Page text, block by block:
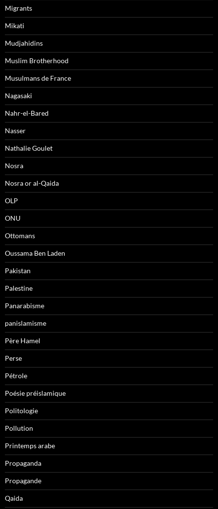
Migrants
Mikati
Mudjahidins
Muslim Brotherhood
Musulmans de France
Nagasaki
Nahr-el-Bared
Nasser
Nathalie Goulet
Nosra
Nosra or al-Qaida
OLP
ONU
Ottomans
Oussama Ben Laden
Pakistan
Palestine
Panarabisme
panislamisme
Père Hamel
Perse
Pétrole
Poésie préislamique
Politologie
Pollution
Printemps arabe
Propaganda
Propagande
Qaida